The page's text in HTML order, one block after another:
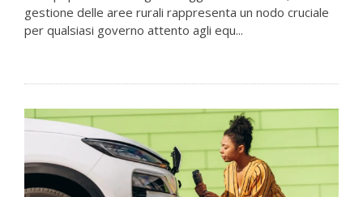
gestione delle aree rurali rappresenta un nodo cruciale
per qualsiasi governo attento agli equ...